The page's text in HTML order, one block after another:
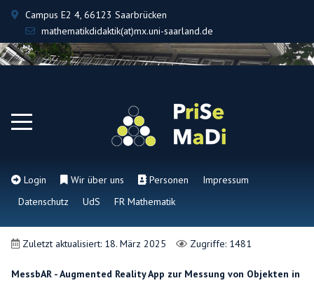
Campus E2 4, 66123 Saarbrücken
mathematikdidaktik(at)mx.uni-saarland.de
Login Wir über uns Personen
Impressum
Datenschutz
UdS FR Mathematik
Zuletzt aktualisiert: 18. März 2025 Zugriffe: 1481
MessbAR - Augmented Reality App zur Messung von Objekten in